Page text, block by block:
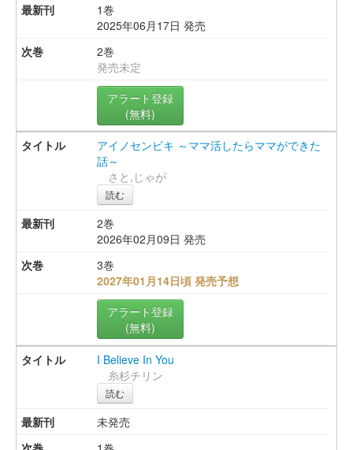
1巻
2025年06月17日 発売
2巻
発売未定
アラート登録
(無料)
アイノセンビキ ～ママ活したらママができた
話～
さと,じゃが
読む
2巻
2026年02月09日 発売
3巻
2027年01月14日頃 発売予想
アラート登録
(無料)
I Believe In You
糸杉チリン
読む
未発売